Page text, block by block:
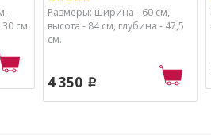
см.
Размеры: ширина - 60 см,
высота - 84 см, глубина - 47,5
см.
4 350 p